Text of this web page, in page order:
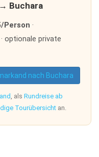
Buchara
Person ·
· optionale private
nach Buchara
, als Rundreise ab
Tourübersicht an.